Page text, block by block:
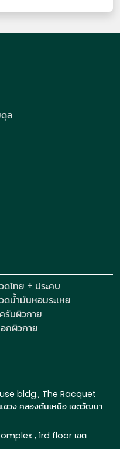
ล
ดไทย + ประคบ
ดน้ำมันหอมระเหย
รับผิวกาย
กผิวกาย
bldg., The Racquet
วง คลองตันเหนือ เขตวัฒนา
, 1rd floor เขต